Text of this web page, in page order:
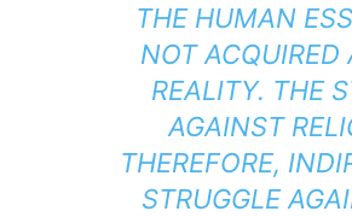
THE HUMAN
NOT ACQUIRED
REALITY. THE
AGAINST
THEREFORE,
STRUGGLE